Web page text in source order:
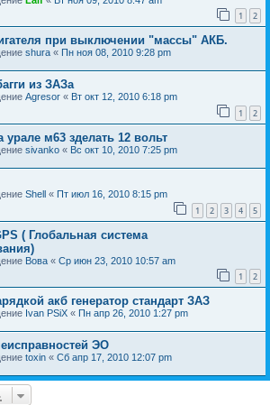
1 2
при выключении "массы" АКБ.
shura « Пн ноя 08, 2010 9:28 pm
из ЗАЗа
Agresor « Вт окт 12, 2010 6:18 pm
1 2
урале м63 зделать 12 вольт
sivanko « Вс окт 10, 2010 7:25 pm
Shell « Пт июл 16, 2010 8:15 pm
1 2 3 4 5
( Глобальная система
Вова « Ср июн 23, 2010 10:57 am
1 2
акб генератор стандарт ЗАЗ
Ivan PSiX « Пн апр 26, 2010 1:27 pm
ЭО
toxin « Сб апр 17, 2010 12:07 pm